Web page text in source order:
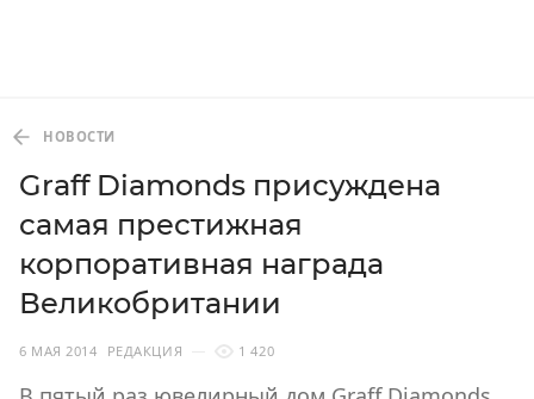
НОВОСТИ
Graff Diamonds присуждена
самая престижная
корпоративная награда
Великобритании
6 МАЯ 2014 РЕДАКЦИЯ 1 420